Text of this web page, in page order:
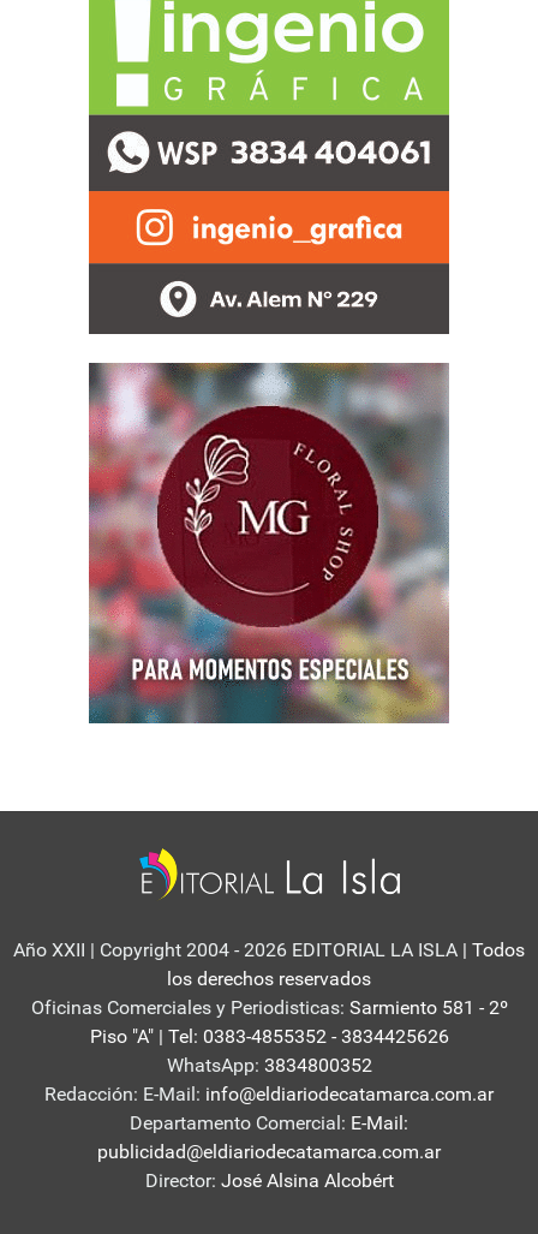
Año XXII | Copyright 2004 - 2026 EDITORIAL LA ISLA | Todos
los derechos reservados
Oficinas Comerciales y Periodisticas: Sarmiento 581 - 2º
Piso "A" | Tel: 0383-4855352 - 3834425626
WhatsApp: 3834800352
Redacción: E-Mail: info@eldiariodecatamarca.com.ar
Departamento Comercial: E-Mail:
publicidad@eldiariodecatamarca.com.ar
Director: José Alsina Alcobért